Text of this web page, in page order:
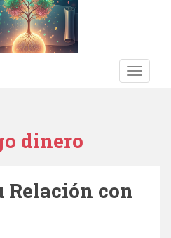
dinero
Relación con